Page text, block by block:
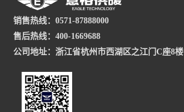
销售热线：0571-87888000
售后热线：400-1669688
公司地址：浙江省杭州市西湖区之江门C座8楼